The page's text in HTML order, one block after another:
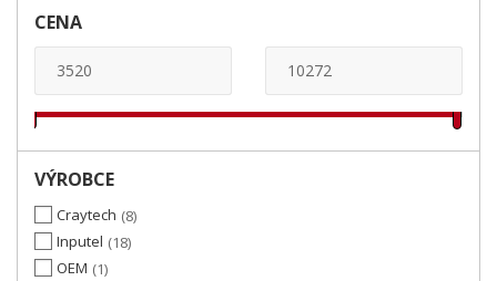
CENA
VÝROBCE
Craytech 8
Inputel
18
OEM
1